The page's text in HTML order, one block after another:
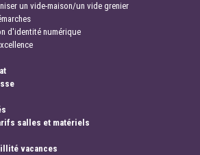
un vide-maison/un vide grenier
d'identité numérique
salles et matériels
vacances